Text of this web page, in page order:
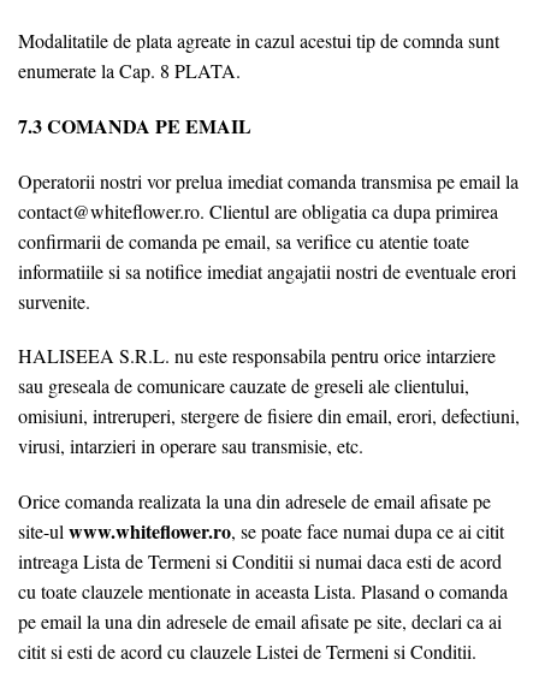
Modalitatile de plata agreate in cazul acestui tip de comnda sunt
enumerate la Cap. 8 PLATA.
7.3 COMANDA PE EMAIL
Operatorii nostri vor prelua imediat comanda transmisa pe email la
contact@whiteflower.ro. Clientul are obligatia ca dupa primirea
confirmarii de comanda pe email, sa verifice cu atentie toate
informatiile si sa notifice imediat angajatii nostri de eventuale erori
survenite.
HALISEEA S.R.L. nu este responsabila pentru orice intarziere
sau greseala de comunicare cauzate de greseli ale clientului,
omisiuni, intreruperi, stergere de fisiere din email, erori, defectiuni,
virusi, intarzieri in operare sau transmisie, etc.
Orice comanda realizata la una din adresele de email afisate pe
site-ulwww.whiteflower.ro, se poate face numai dupa ce ai citit
intreaga Lista de Termeni si Conditii si numai daca esti de acord
cu toate clauzele mentionate in aceasta Lista. Plasand o comanda
pe email la una din adresele de email afisate pe site, declari ca ai
citit si esti de acord cu clauzele Listei de Termeni si Conditii.